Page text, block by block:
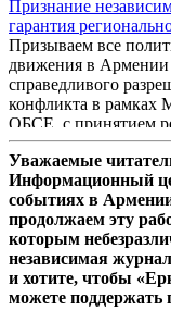
мониторинга", -
естественно.
Признание
гарантия
Призываем все
движения в Армении
справедливого
конфликта в рамках
ОБСЕ, с принятием
Карабаха на
последующим
Арцаха со стороны
сообщества. Для
политические силы,
укреплении
участвующие в
июня 2021 г.,
в последующем
Уважаемые
Информационный
событиях в
продолжаем эту
которым
независимая
и хотите, чтобы
можете поддержать